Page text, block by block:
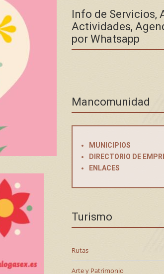
Info de Servicios,
Actividades,
por Whatsapp
Mancomunidad
MUNICIPIOS
DIRECTORIO DE
ENLACES
Turismo
Rutas
Arte y Patrimonio